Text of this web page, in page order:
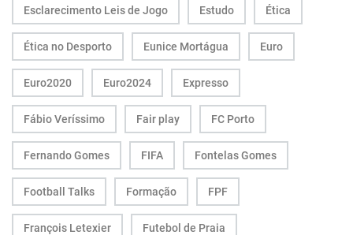
Esclarecimento Leis de Jogo Estudo Ética
Ética no Desporto Eunice Mortágua Euro
Euro2020 Euro2024 Expresso
Fábio Veríssimo Fair play FC Porto
Fernando Gomes FIFA Fontelas Gomes
Football Talks Formação FPF
François Letexier Futebol de Praia